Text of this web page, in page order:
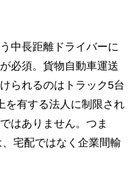
中長距離ドライバーに
必須。貨物自動車運送
られるのはトラック5台
を有する法人に制限され
はありません。つま
宅配ではなく企業間輸